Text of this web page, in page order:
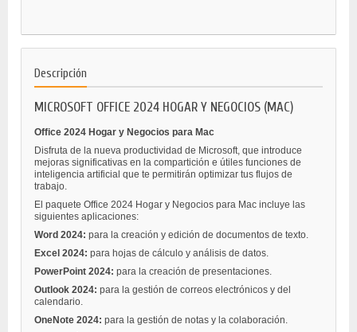
Descripción
MICROSOFT OFFICE 2024 HOGAR Y NEGOCIOS (MAC)
Office 2024 Hogar y Negocios para Mac
Disfruta de la nueva productividad de Microsoft, que introduce
mejoras significativas en la compartición e útiles funciones de
inteligencia artificial que te permitirán optimizar tus flujos de
trabajo.
El paquete Office 2024 Hogar y Negocios para Mac incluye las
siguientes aplicaciones:
Word 2024: para la creación y edición de documentos de texto.
Excel 2024: para hojas de cálculo y análisis de datos.
PowerPoint 2024: para la creación de presentaciones.
Outlook 2024: para la gestión de correos electrónicos y del
calendario.
OneNote 2024: para la gestión de notas y la colaboración.